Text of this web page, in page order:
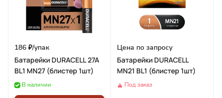
186 ₽/упак
Батарейки DURACELL 27A
BL1 MN27 (блистер 1шт)
В наличии
Цена по запросу
Батарейки DURACELL
MN21 BL1 (блистер 1шт)
Под заказ